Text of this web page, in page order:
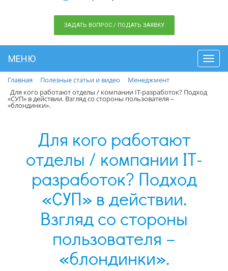
ЗАДАТЬ ВОПРОС / ПОДАТЬ ЗАЯВКУ
МЕНЮ
Главная
Полезные статьи и видео
Менеджмент
Для кого работают отделы / компании IT-разработок? Подход
«СУП» в действии. Взгляд со стороны пользователя –
«блондинки».
Для кого работают
отделы / компании IT-
разработок? Подход
«СУП» в действии.
Взгляд со стороны
пользователя –
«блондинки».